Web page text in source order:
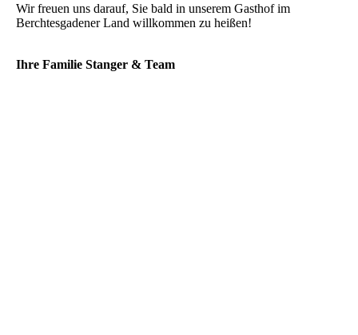
Wir freuen uns darauf, Sie bald in unserem Gasthof im
Berchtesgadener Land willkommen zu heißen!
Ihre Familie Stanger & Team